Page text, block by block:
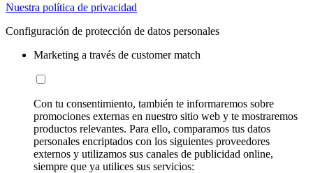
Nuestra política de privacidad
Configuración de protección de datos personales
Marketing a través de customer match
Con tu consentimiento, también te informaremos sobre
promociones externas en nuestro sitio web y te mostraremos
productos relevantes. Para ello, comparamos tus datos
personales encriptados con los siguientes proveedores
externos y utilizamos sus canales de publicidad online,
siempre que ya utilices sus servicios: